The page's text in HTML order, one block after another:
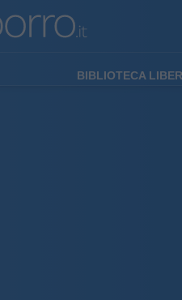
BIBLIOTECA